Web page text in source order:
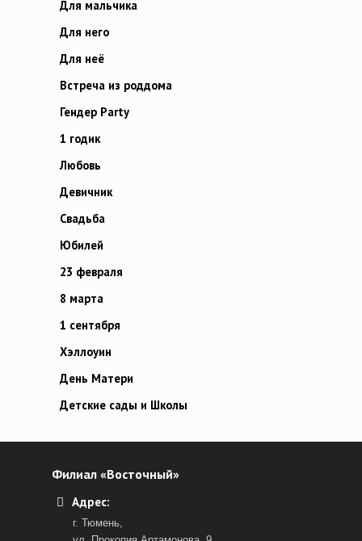
Для мальчика
Для него
Для неё
Встреча из роддома
Гендер Party
1 годик
Любовь
Девичник
Свадьба
Юбилей
23 февраля
8 марта
1 сентября
Хэллоуин
День Матери
Детские сады и Школы
Филиал «Восточный»
Адрес:
г. Тюмень,